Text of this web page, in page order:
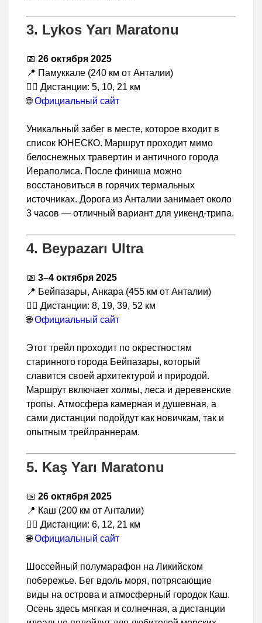
3. Lykos Yarı Maratonu
📅 26 октября 2025
📍 Памуккале (240 км от Анталии)
🏃‍♂️ Дистанции: 5, 10, 21 км
🌐Официальный сайт
Уникальный забег в месте, которое входит в
список ЮНЕСКО. Маршрут проходит мимо
белоснежных травертин и античного города
Иераполиса. После финиша можно
восстановиться в горячих термальных
источниках. Дорога из Анталии занимает около
3 часов — отличный вариант для уикенд-трипa.
4. Beypazarı Ultra
📅 3–4 октября 2025
📍 Бейпазары, Анкара (455 км от Анталии)
🏃‍♂️ Дистанции: 8, 19, 39, 52 км
🌐Официальный сайт
Этот трейл проходит по окрестностям
старинного города Бейпазары, который
славится своей архитектурой и природой.
Маршрут включает холмы, леса и деревенские
тропы. Атмосфера камерная и душевная, а
сами дистанции подойдут как новичкам, так и
опытным трейлраннерам.
5. Kaş Yarı Maratonu
📅 26 октября 2025
📍 Каш (200 км от Анталии)
🏃‍♂️ Дистанции: 6, 12, 21 км
🌐Официальный сайт
Шоссейный полумарафон на Ликийском
побережье. Бег вдоль моря, потрясающие
виды на острова и атмосферный городок Каш.
Осень здесь мягкая и солнечная, а дистанции